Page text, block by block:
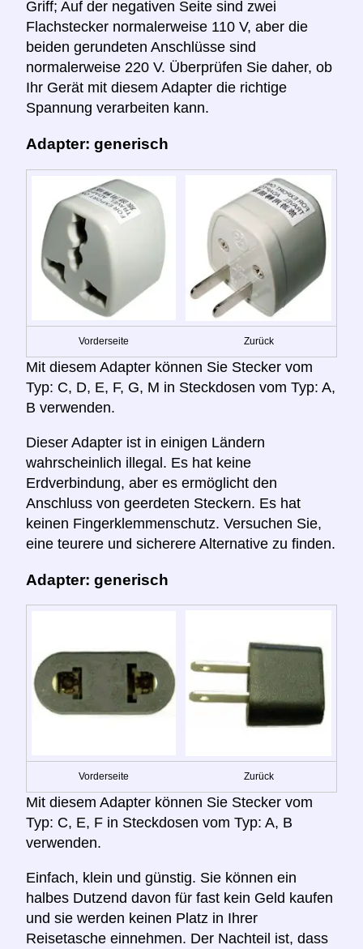
Griff; Auf der negativen Seite sind zwei
Flachstecker normalerweise 110 V, aber die
beiden gerundeten Anschlüsse sind
normalerweise 220 V. Überprüfen Sie daher, ob
Ihr Gerät mit diesem Adapter die richtige
Spannung verarbeiten kann.
Adapter: generisch
Vorderseite Zurück
Mit diesem Adapter können Sie Stecker vom
Typ: C, D, E, F, G, M in Steckdosen vom Typ: A,
B verwenden.
Dieser Adapter ist in einigen Ländern
wahrscheinlich illegal. Es hat keine
Erdverbindung, aber es ermöglicht den
Anschluss von geerdeten Steckern. Es hat
keinen Fingerklemmenschutz. Versuchen Sie,
eine teurere und sicherere Alternative zu finden.
Adapter: generisch
Vorderseite Zurück
Mit diesem Adapter können Sie Stecker vom
Typ: C, E, F in Steckdosen vom Typ: A, B
verwenden.
Einfach, klein und günstig. Sie können ein
halbes Dutzend davon für fast kein Geld kaufen
und sie werden keinen Platz in Ihrer
Reisetasche einnehmen. Der Nachteil ist, dass